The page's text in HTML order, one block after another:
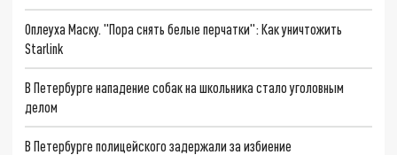
Оплеуха Маску. "Пора снять белые перчатки": Как уничтожить
Starlink
В Петербурге нападение собак на школьника стало уголовным
делом
В Петербурге полицейского задержали за избиение